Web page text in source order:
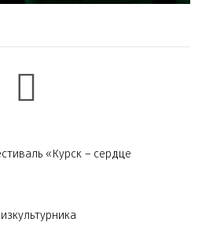
«Курск – сердце